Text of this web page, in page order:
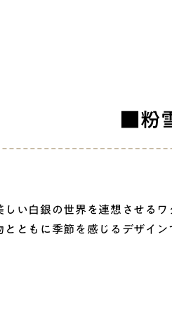
■粉
い白銀の世界を連想させるワ
とともに季節を感じるデザイ